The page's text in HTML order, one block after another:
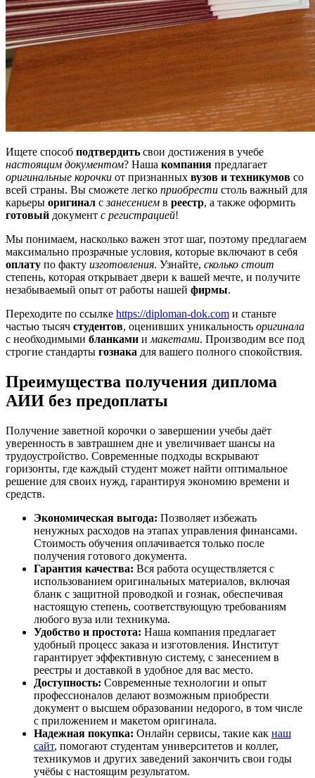
Ищете способ подтвердить свои достижения в учебе
настоящим документом? Наша компания предлагает
оригинальные корочки от признанных вузов и техникумов со
всей страны. Вы сможете легко приобрести столь важный для
карьеры оригинал сзанесением в реестр, а также оформить
готовый документ с регистрацией!
Мы понимаем, насколько важен этот шаг, поэтому предлагаем
максимально прозрачные условия, которые включают в себя
оплату по факту изготовления. Узнайте, сколько стоит
степень, которая открывает двери к вашей мечте, и получите
незабываемый опыт от работы нашей фирмы.
Переходите по ссылке https://diploman-dok.com и станьте
частью тысяч студентов, оценивших уникальность оригинала
с необходимыми бланками и макетами. Производим все под
строгие стандарты гознака для вашего полного спокойствия.
Преимущества получения диплома
АИИ без предоплаты
Получение заветной корочки о завершении учебы даёт
уверенность в завтрашнем дне и увеличивает шансы на
трудоустройство. Современные подходы вскрывают
горизонты, где каждый студент может найти оптимальное
решение для своих нужд, гарантируя экономию времени и
средств.
Экономическая выгода: Позволяет избежать
ненужных расходов на этапах управления финансами.
Стоимость обучения оплачивается только после
получения готового документа.
Гарантия качества: Вся работа осуществляется с
использованием оригинальных материалов, включая
бланк с защитной проводкой и гознак, обеспечивая
настоящую степень, соответствующую требованиям
любого вуза или техникума.
Удобство и простота: Наша компания предлагает
удобный процесс заказа и изготовления. Институт
гарантирует эффективную систему, с занесением в
реестры и доставкой в удобное для вас место.
Доступность: Современные технологии и опыт
профессионалов делают возможным приобрести
документ о высшем образовании недорого, в том числе
с приложением и макетом оригинала.
Надежная покупка: Онлайн сервисы, такие как наш
сайт, помогают студентам университетов и коллег,
техникумов и других заведений закончить свои годы
учёбы с настоящим результатом.